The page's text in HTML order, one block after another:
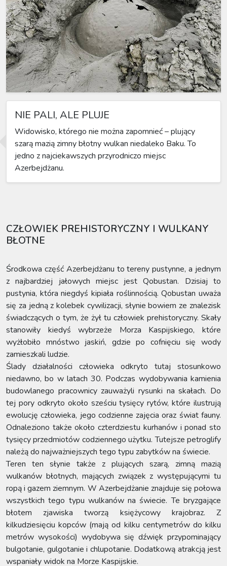
NIE PALI, ALE PLUJE
Widowisko, którego nie można zapomnieć – plujący
szarą mazią zimny błotny wulkan niedaleko Baku. To
jedno z najciekawszych przyrodniczo miejsc
Azerbejdżanu.
CZŁOWIEK PREHISTORYCZNY I WULKANY
BŁOTNE
Środkowa część Azerbejdżanu to tereny pustynne, a jednym
z najbardziej jałowych miejsc jest Qobustan. Dzisiaj to
pustynia, która niegdyś kipiała roślinnością. Qobustan uważa
się za jedną z kolebek cywilizacji, słynie bowiem ze znalezisk
świadczących o tym, że żył tu człowiek prehistoryczny. Skały
stanowiły kiedyś wybrzeże Morza Kaspijskiego, które
wyżłobiło mnóstwo jaskiń, gdzie po cofnięciu się wody
zamieszkali ludzie.
Ślady działalności człowieka odkryto tutaj stosunkowo
niedawno, bo w latach 30. Podczas wydobywania kamienia
budowlanego pracownicy zauważyli rysunki na skałach. Do
tej pory odkryto około sześciu tysięcy rytów, które ilustrują
ewolucję człowieka, jego codzienne zajęcia oraz świat fauny.
Odnaleziono także około czterdziestu kurhanów i ponad sto
tysięcy przedmiotów codziennego użytku. Tutejsze petroglify
należą do najważniejszych tego typu zabytków na świecie.
Teren ten słynie także z plujących szarą, zimną mazią
wulkanów błotnych, mających związek z występującymi tu
ropą i gazem ziemnym. W Azerbejdżanie znajduje się połowa
wszystkich tego typu wulkanów na świecie. Te bryzgające
błotem zjawiska tworzą księżycowy krajobraz. Z
kilkudziesięciu kopców (mają od kilku centymetrów do kilku
metrów wysokości) wydobywa się dźwięk przypominający
bulgotanie, gulgotanie i chlupotanie. Dodatkową atrakcją jest
wspaniały widok na Morze Kaspijskie.